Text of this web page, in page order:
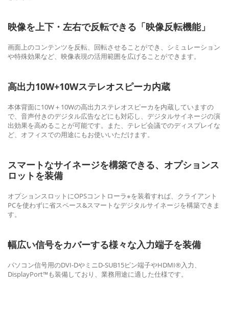
映像を上下・左右で反転できる「映像反転機能」
画面上のコンテンツを反転、回転させることができ、シミュレーション
や特殊効果など、映像表現の活用範囲を広げることができます。
高出力10W+10Wステレオスピーカ内蔵
本体背面に10W＋10Wの高出力ステレオスピーカを内蔵していますの
で、音声付きのデジタル広告などにも対応し、デジタルサイネージの演
出効果を高めることが可能です。また、テレビ会議でのディスプレイな
ど、オフィスでの用途にもお使いいただけます。
スマートなサイネージを構築できる、オプションス
ロットを装備
オプションスロットにOPSコントローラ※を装着すれば、クライアント
PCを使わずに省スペース&スマートなデジタルサイネージを構築できま
す。
幅広い信号をカバーする様々な入力端子を装備
パソコン信号用のDVI-DやミニD-SUB15ピン端子やHDMI®入力、
DisplayPort™も装備しており、業務用途に適した仕様です。